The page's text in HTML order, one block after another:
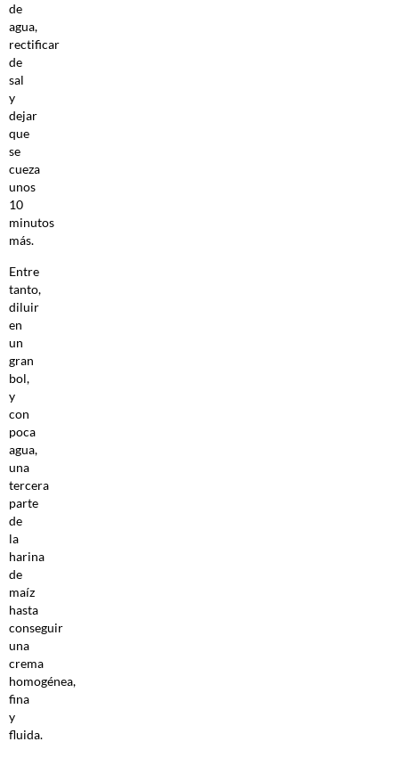
de
agua,
rectificar
de
sal
y
dejar
que
se
cueza
unos
10
minutos
más.
Entre
tanto,
diluir
en
un
gran
bol,
y
con
poca
agua,
una
tercera
parte
de
la
harina
de
maíz
hasta
conseguir
una
crema
homogénea,
fina
y
fluida.